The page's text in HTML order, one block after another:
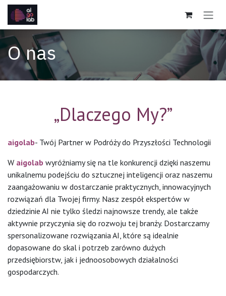
Skip to Content
O nas
„Dlaczego My?”
aigolab- Twój Partner w Podróży do Przyszłości Technologii
W aigolab wyróżniamy się na tle konkurencji dzięki naszemu
unikalnemu podejściu do sztucznej inteligencji oraz naszemu
zaangażowaniu w dostarczanie praktycznych, innowacyjnych
rozwiązań dla Twojej firmy. Nasz zespół ekspertów w
dziedzinie AI nie tylko śledzi najnowsze trendy, ale także
aktywnie przyczynia się do rozwoju tej branży. Dostarczamy
spersonalizowane rozwiązania AI, które są idealnie
dopasowane do skal i potrzeb zarówno dużych
przedsiębiorstw, jak i jednoosobowych działalności
gospodarczych.